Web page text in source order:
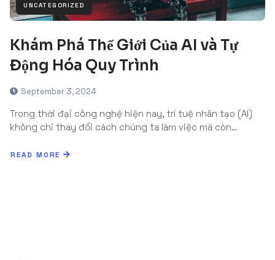
UNCATEGORIZED
Khám Phá Thế Giới Của AI và Tự
Động Hóa Quy Trình
September 3, 2024
Trong thời đại công nghệ hiện nay, trí tuệ nhân tạo (AI)
không chỉ thay đổi cách chúng ta làm việc mà còn…
READ MORE